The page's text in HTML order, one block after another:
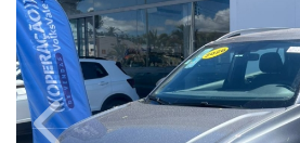
Previous